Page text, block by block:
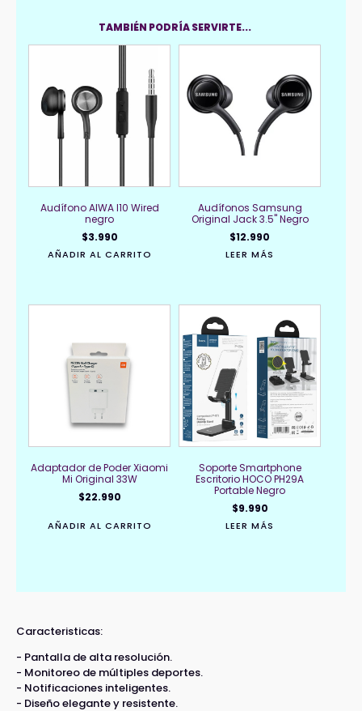
TAMBIÉN PODRÍA SERVIRTE...
Audífono AIWA I10 Wired
negro
$3.990
AÑADIR AL CARRITO
Audífonos Samsung
Original Jack 3.5" Negro
$12.990
LEER MÁS
Adaptador de Poder Xiaomi
Mi Original 33W
$22.990
AÑADIR AL CARRITO
Soporte Smartphone
Escritorio HOCO PH29A
Portable Negro
$9.990
LEER MÁS
Caracteristicas:
- Pantalla de alta resolución.
- Monitoreo de múltiples deportes.
- Notificaciones inteligentes.
- Diseño elegante y resistente.